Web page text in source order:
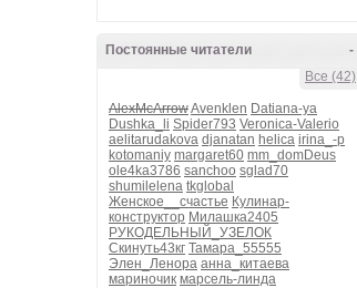
-
Постоянные читатели
Все (42)
AlexMcArrowAvenklen Datiana-ya
Dushka_li Spider793 Veronica-Valerio
aelitarudakova djanatan helica irina_-p
kotomaniy margaret60 mm_domDeus
ole4ka3786 sanchoo sglad70
shumilelena tkglobal
Женское__счастье Кулинар-
конструктор Милашка2405
РУКОДЕЛЬНЫЙ_УЗЕЛОК
Скинуть43кг Тамара_55555
Элен_Ленора анна_китаева
мариночик марсель-линда